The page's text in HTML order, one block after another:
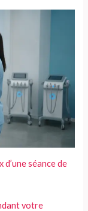
séance de
votre